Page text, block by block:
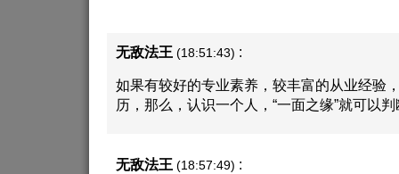
无敌法王 (18:51:43) :
如果有较好的专业素养，较丰富的从业经验
历，那么，认识一个人，“一面之缘”就可以
无敌法王 (18:57:49) :